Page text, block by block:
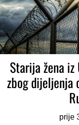
Starija žena
zbog dijeljenja
prije